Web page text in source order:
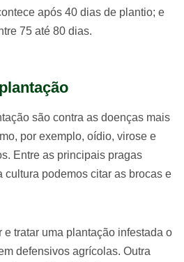
após 40 dias de plantio; e
75 até 80 dias.
são contra as doenças mais
por exemplo, oídio, virose e
Entre as principais pragas
cultura podemos citar as brocas e
e tratar uma plantação infestada o
defensivos agrícolas. Outra